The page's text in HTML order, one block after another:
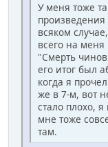
У меня тоже
всяком
всего на меня
"Смерть
его итог был
когда я
же в 7-м, вот
стало плохо,
мне тоже
там.